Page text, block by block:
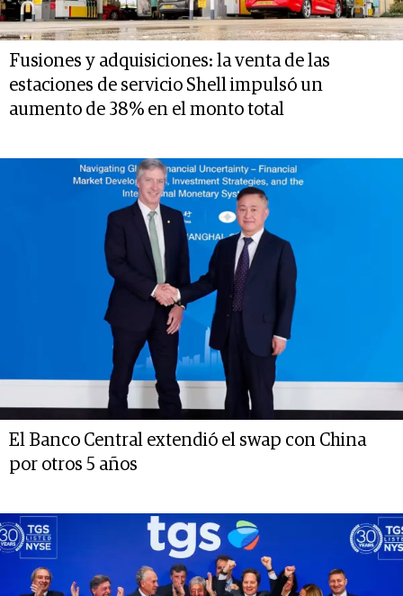
Fusiones y adquisiciones: la venta de las
estaciones de servicio Shell impulsó un
aumento de 38% en el monto total
El Banco Central extendió el swap con China
por otros 5 años